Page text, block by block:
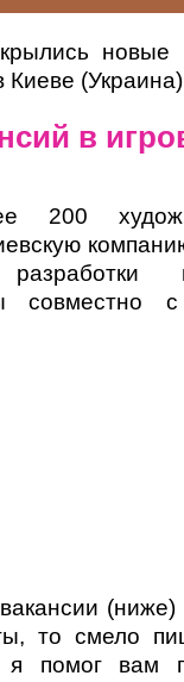
новые
(Украина)
в
200
совместно
(ниже)
то смело
я помог вам